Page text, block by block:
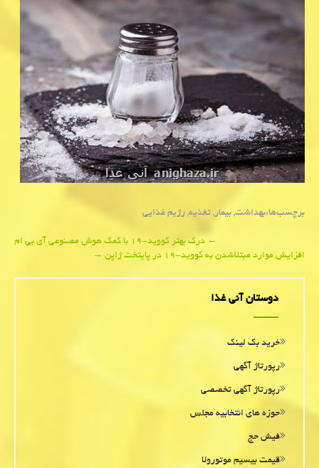
برچسب‌ها:بهداشت,بیمار,تغذیه,رژیم غذایی
navigation
←درك بهتر كووید-۱۹ با كمك هوش مصنوعی آی بی ام
افزایش موارد مبتلاشدن به كووید-۱۹ در پایتخت ژاپن
→
دوستان آنی غذا
خرید بک لینک
رپورتاژ آگهی
رپورتاژ آگهی تخصصی
حوزه های انتخابیه مجلس
فیش حج
قیمت بیسیم موتورولا